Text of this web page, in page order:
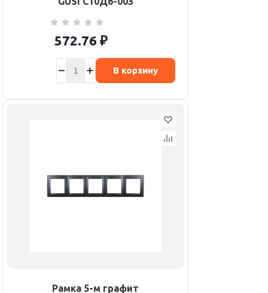
572.76 ₽
В корзину
Рамка 5-м графит